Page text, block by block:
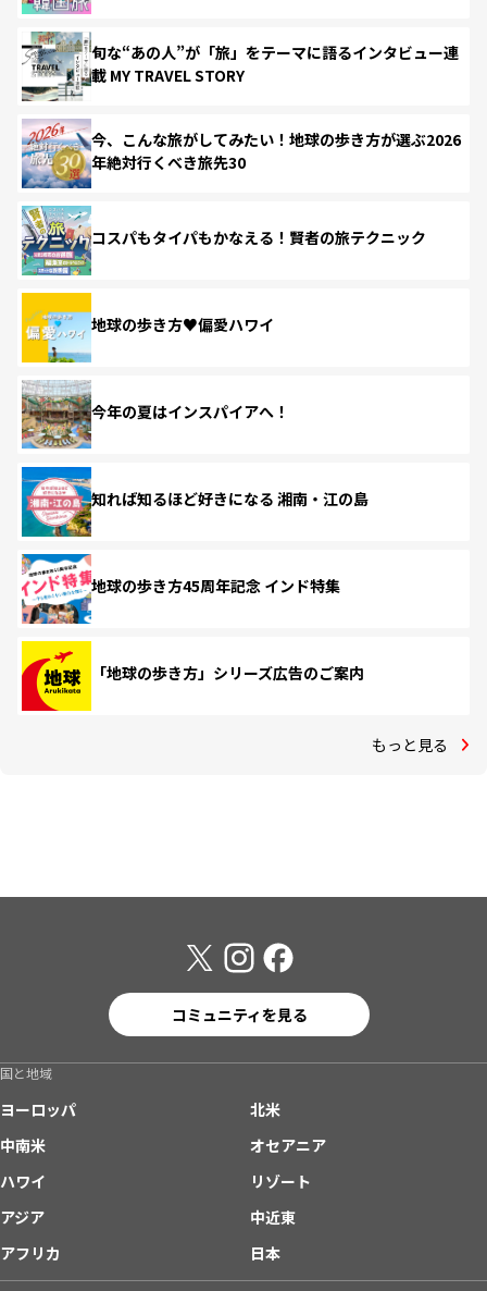
旬な“あの人”が「旅」をテーマに語るインタビュー連
載 MY TRAVEL STORY
今、こんな旅がしてみたい！地球の歩き方が選ぶ2026
年絶対行くべき旅先30
コスパもタイパもかなえる！賢者の旅テクニック
地球の歩き方♥偏愛ハワイ
今年の夏はインスパイアへ！
知れば知るほど好きになる 湘南・江の島
地球の歩き方45周年記念 インド特集
「地球の歩き方」シリーズ広告のご案内
もっと見る
コミュニティを見る
国と地域
ヨーロッパ
北米
中南米
オセアニア
ハワイ
リゾート
アジア
中近東
アフリカ
日本